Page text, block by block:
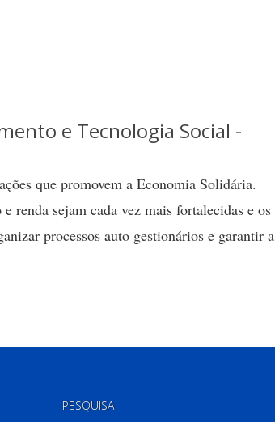
e Tecnologia Social -
que promovem a Economia Solidária.
renda sejam cada vez mais fortalecidas e os
processos auto gestionários e garantir a
PESQUISA